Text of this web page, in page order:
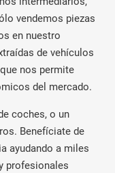
vendemos piezas
en nuestro
de vehículos
nos permite
del mercado.
coches, o un
Benefíciate de
ayudando a miles
profesionales